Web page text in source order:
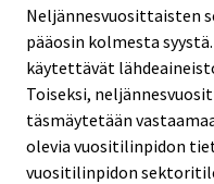
Neljännesvuosittaisten
pääosin kolmesta
käytettävät
Toiseksi,
täsmäytetään
olevia vuositilinpidon
vuositilinpidon